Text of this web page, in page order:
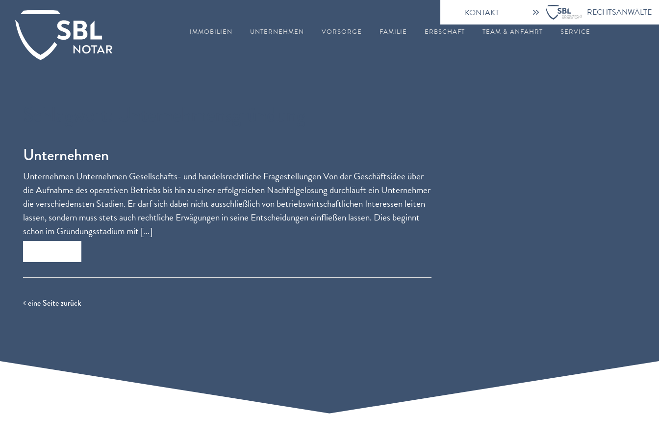
RECHTSANWÄLTE
IMMOBILIEN UNTERNEHMEN VORSORGE FAMILIE ERBSCHAFT TEAM & ANFAHRT SERVICE
Unternehmen
Unternehmen Unternehmen Gesellschafts- und handelsrechtliche Fragestellungen Von der Geschäftsidee über
die Aufnahme des operativen Betriebs bis hin zu einer erfolgreichen Nachfolgelösung durchläuft ein Unternehmer
die verschiedensten Stadien. Er darf sich dabei nicht ausschließlich von betriebswirtschaftlichen Interessen leiten
lassen, sondern muss stets auch rechtliche Erwägungen in seine Entscheidungen einfließen lassen. Dies beginnt
schon im Gründungsstadium mit […]
eine Seite zurück
KONTAKT